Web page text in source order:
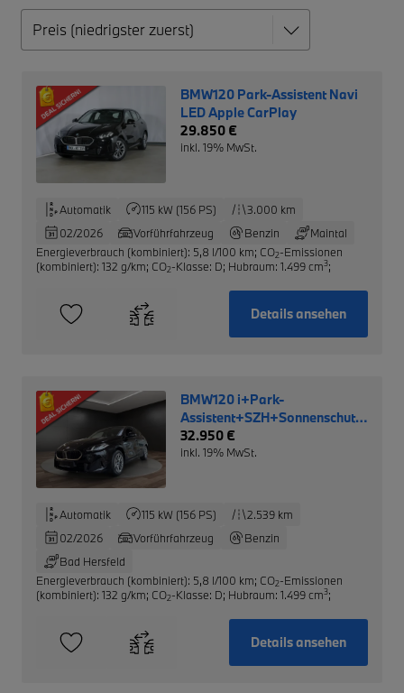
BMW120 Park-Assistent Navi
LED Apple CarPlay
29.850 €
inkl. 19% MwSt.
Automatik 115 kW (156 PS)
3.000 km
02/2026
Vorführfahrzeug Benzin
Maintal
Energieverbrauch (kombiniert): 5,8 l/100 km; CO2-Emissionen
(kombiniert): 132 g/km; CO2-Klasse: D; Hubraum: 1.499 cm3;
Details ansehen
BMW120 i+Park-
NP: 39.950,- €
32.950 €
inkl. 19% MwSt.
Automatik 115 kW (156 PS)
2.539 km
02/2026
Vorführfahrzeug
Benzin
Bad Hersfeld
Energieverbrauch (kombiniert): 5,8 l/100 km; CO2-Emissionen
(kombiniert): 132 g/km; CO2-Klasse: D; Hubraum: 1.499 cm3;
Details ansehen